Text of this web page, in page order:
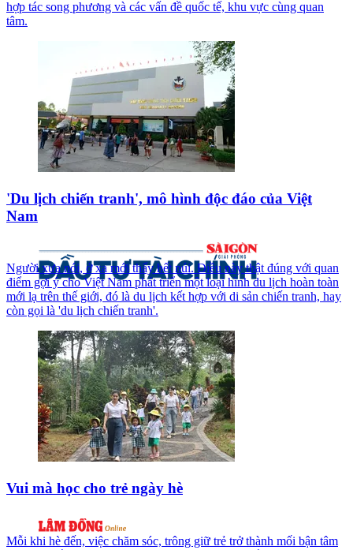
hợp tác song phương và các vấn đề quốc tế, khu vực cùng quan
tâm.
'Du lịch chiến tranh', mô hình độc đáo của Việt
Nam
Người xưa nói, ở xa mới thấy hết núi. Điều này thật đúng với quan
điểm gợi ý cho Việt Nam phát triển một loại hình du lịch hoàn toàn
mới lạ trên thế giới, đó là du lịch kết hợp với di sản chiến tranh, hay
còn gọi là 'du lịch chiến tranh'.
Vui mà học cho trẻ ngày hè
Mỗi khi hè đến, việc chăm sóc, trông giữ trẻ trở thành mối bận tâm